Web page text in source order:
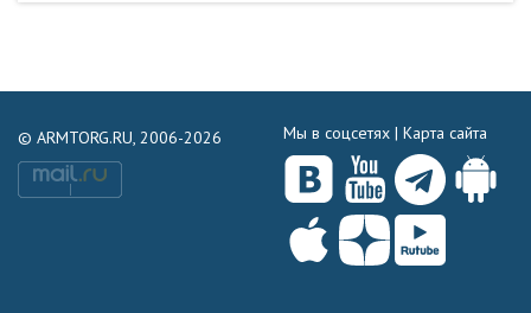
© ARMTORG.RU, 2006-2026 Мы в соцсетях | Карта сайта